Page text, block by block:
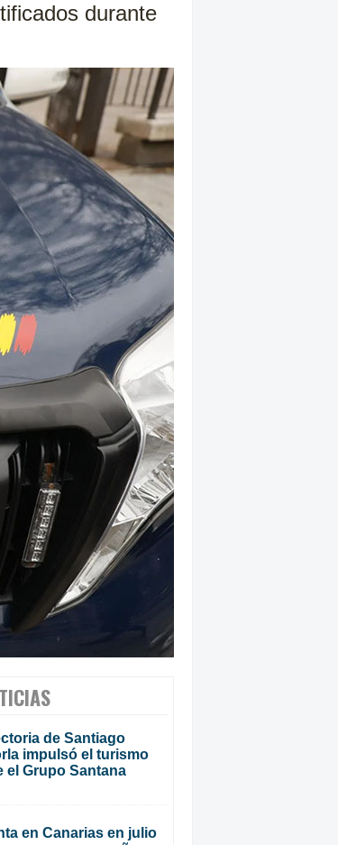
durante
de Santiago
impulsó el turismo
el Grupo Santana
en Canarias en julio